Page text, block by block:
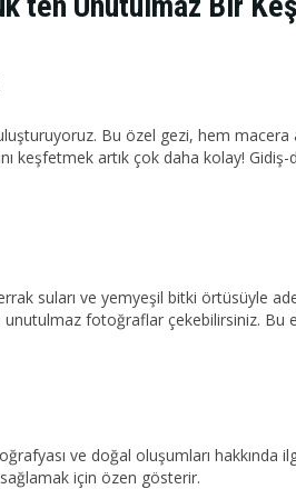
Bu özel gezi, hem
keşfetmek artık çok daha kolay!
suları ve yemyeşil bitki örtüsüyle
fotoğraflar çekebilirsiniz. Bu
ve doğal oluşumları hakkında
için özen gösterir.